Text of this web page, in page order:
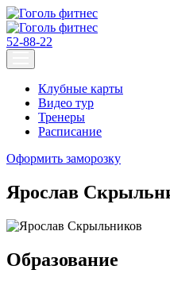
52-88-22
Клубные карты
Видео тур
Тренеры
Расписание
Оформить заморозку
Ярослав
Образование